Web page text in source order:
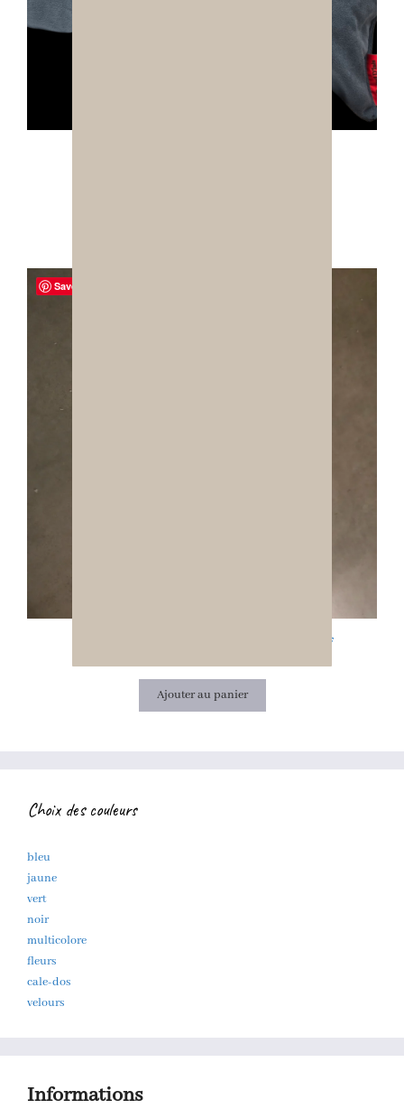
Save
Coussin Artisanal à Pois Multicolores – Design Pop & Velours
Ajouter au panier
Choix des couleurs
bleu
jaune
vert
noir
multicolore
fleurs
cale-dos
velours
Informations